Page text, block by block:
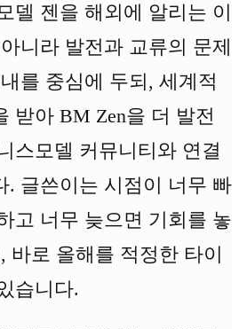
델 젠을 해외에 알리는 이
니라 발전과 교류의 문제
를 중심에 두되, 세계적
받아 BM Zen을 더 발전
스모델 커뮤니티와 연결
. 글쓴이는 시점이 너무 빠
고 너무 늦으면 기회를 놓
바로 올해를 적정한 타이
습니다.